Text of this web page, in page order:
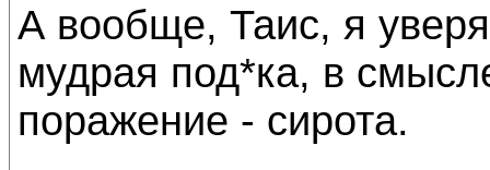
А вообще, Таис, я
мудрая под*ка, в
поражение - сирота.